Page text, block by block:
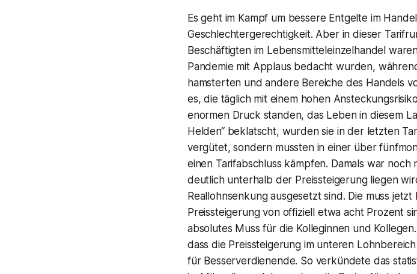
Es geht im Kampf um bessere Entgelte im
Geschlechtergerechtigkeit. Aber in dieser
Beschäftigten im Lebensmitteleinzelhandel
Pandemie mit Applaus bedacht wurden,
hamsterten und andere Bereiche des Handels
es, die täglich mit einem hohen
enormen Druck standen, das Leben in diesem
Helden“ beklatscht, wurden sie in der letzten
vergütet, sondern mussten in einer über
einen Tarifabschluss kämpfen. Damals war
deutlich unterhalb der Preissteigerung liegen
Reallohnsenkung ausgesetzt sind. Die muss
Preissteigerung von offiziell etwa acht Prozent
absolutes Muss für die Kolleginnen und
dass die Preissteigerung im unteren
für Besserverdienende. So verkündete das